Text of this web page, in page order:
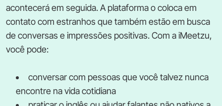
acontecerá em seguida. A plataforma o coloca em
contato com estranhos que também estão em busca
de conversas e impressões positivas. Com a iMeetzu,
você pode:
conversar com pessoas que você talvez nunca
encontre na vida cotidiana